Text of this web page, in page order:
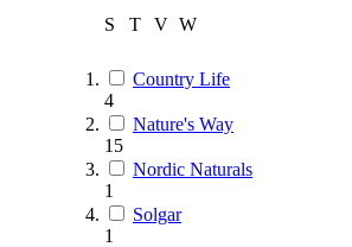
S
T V W
Country Life
4
Nature's Way
15
Nordic Naturals
1
Solgar
1